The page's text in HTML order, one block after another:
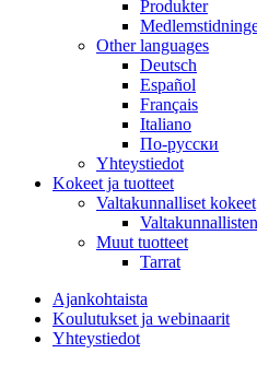
Produkter
Other languages
Deutsch
Español
Français
Italiano
По-русски
Yhteystiedot
Kokeet ja tuotteet
Valtakunnalliset kokeet
Muut tuotteet
Tarrat
Ajankohtaista
Koulutukset ja webinaarit
Yhteystiedot